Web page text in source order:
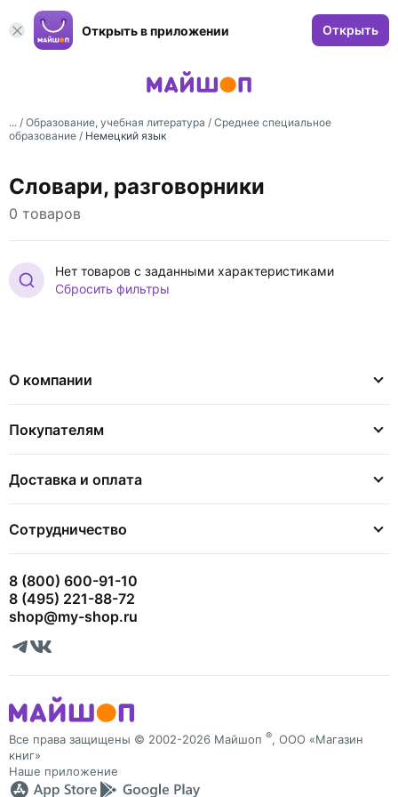
Открыть в приложении Открыть
... / Образование, учебная литература / Среднее специальное
образование / Немецкий язык
Словари, разговорники
0 товаров
Нет товаров с заданными характеристиками
Сбросить фильтры
О компании
Покупателям
Доставка и оплата
Сотрудничество
8 (800) 600-91-10
8 (495) 221-88-72
shop@my-shop.ru
Все права защищены © 2002-2026 Майшоп ®, ООО «Магазин
книг»
Наше приложение